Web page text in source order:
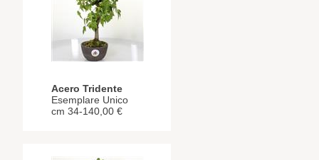
Acero Tridente
Esemplare Unico
cm 34-140,00 €